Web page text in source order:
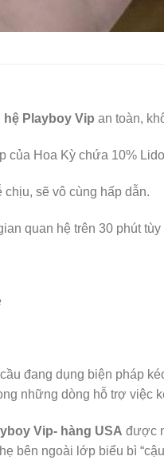
Playboy Vip an toàn,
của Hoa Kỳ chứa 10%
sẽ vô cùng hấp dẫn.
quan hệ trên 30 phút
đang dụng biện pháp
những dòng hỗ trợ việc
Vip- hàng USA được
bên ngoài lớp biểu bì